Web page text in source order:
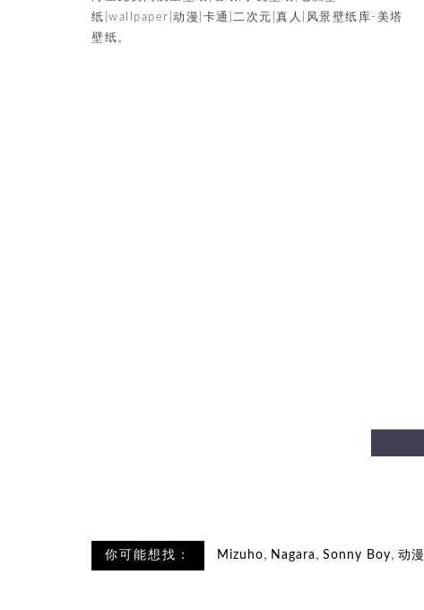
纸|wallpaper|动漫|卡通|二次元|真人|风景壁纸库-美塔
壁纸。
你可能想找： Mizuho, Nagara , Sonny Boy, 动漫